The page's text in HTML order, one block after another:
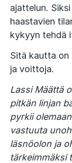
ajattelun.
haastavien
kykyyn tehdä
Sitä kautta on
ja voittoja.
Lassi Määttä
pitkän linjan
pyrkii
vastuuta
läsnöolon ja
tärkeimmäksi